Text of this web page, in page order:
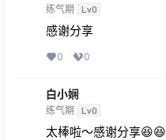
练气期 Lv0
感谢分享
0 0
白小娴
练气期 Lv0
太棒啦～感谢分享😆😆